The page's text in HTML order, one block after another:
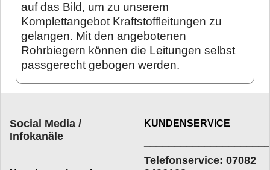
auf das Bild, um zu unserem
Komplettangebot Kraftstoffleitungen zu
gelangen. Mit den angebotenen
Rohrbiegern können die Leitungen selbst
passgerecht gebogen werden.
Social Media /
Infokanäle
_________________________
KUNDENSERVICE
Telefonservice: 07082